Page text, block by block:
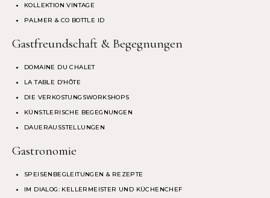
KOLLEKTION VINTAGE
PALMER & CO BOTTLE ID
Gastfreundschaft & Begegnungen
DOMAINE DU CHALET
LA TABLE D’HÔTE
DIE VERKOSTUNGSWORKSHOPS
KÜNSTLERISCHE BEGEGNUNGEN
DAUERAUSSTELLUNGEN
Gastronomie
SPEISENBEGLEITUNGEN & REZEPTE
IM DIALOG: KELLERMEISTER UND KÜCHENCHEF